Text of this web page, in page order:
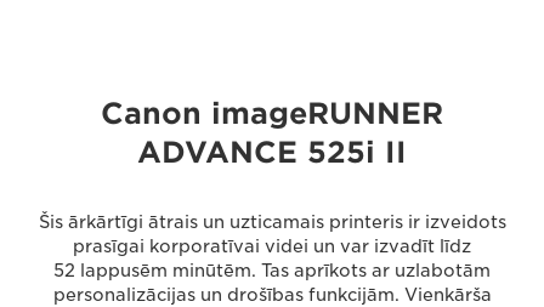
Canon imageRUNNER
ADVANCE 525i II
Šis ārkārtīgi ātrais un uzticamais printeris ir izveidots
prasīgai korporatīvai videi un var izvadīt līdz
52 lappusēm minūtēm. Tas aprīkots ar uzlabotām
personalizācijas un drošības funkcijām. Vienkārša